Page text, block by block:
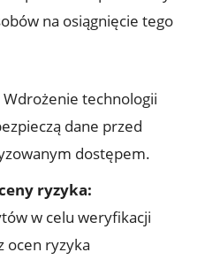
na osiągnięcie tego
Wdrożenie technologii
dane przed
dostępem.
ryzyka:
w celu weryfikacji
ocen ryzyka